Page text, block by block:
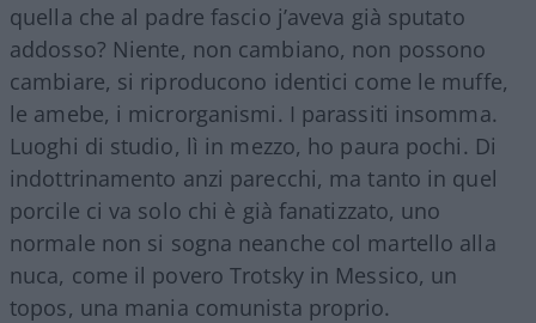
quella che al padre fascio j’aveva già sputato
addosso? Niente, non cambiano, non possono
cambiare, si riproducono identici come le muffe,
le amebe, i microrganismi. I parassiti insomma.
Luoghi di studio, lì in mezzo, ho paura pochi. Di
indottrinamento anzi parecchi, ma tanto in quel
porcile ci va solo chi è già fanatizzato, uno
normale non si sogna neanche col martello alla
nuca, come il povero Trotsky in Messico, un
topos, una mania comunista proprio.